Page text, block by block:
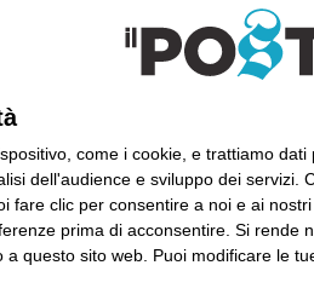
come i cookie, e trattiamo
dell'audience e sviluppo dei servizi.
fare clic per consentire a noi e ai
prima di acconsentire. Si rende
questo sito web. Puoi modificare le
Ultimi articoli
A chi pensi, quando senti dire
Con due pistole caricate a salve e un
parole
Cinquantaquattro contro quarantasei